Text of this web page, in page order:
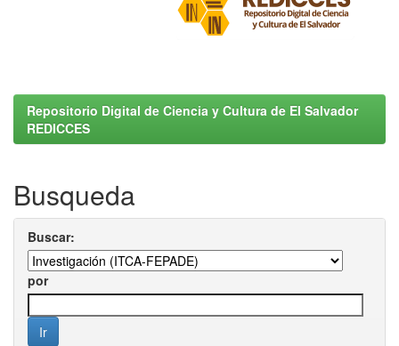
Repositorio Digital de Ciencia y Cultura de El Salvador
REDICCES
Busqueda
Buscar:
por